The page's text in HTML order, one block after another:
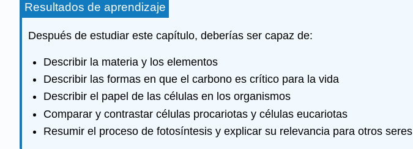
Resultados de aprendizaje
Después de estudiar este capítulo, deberías ser capaz de:
Describir la materia y los elementos
Describir las formas en que el carbono es crítico para la vida
Describir el papel de las células en los organismos
Comparar y contrastar células procariotas y células eucariotas
Resumir el proceso de fotosíntesis y explicar su relevancia para otros